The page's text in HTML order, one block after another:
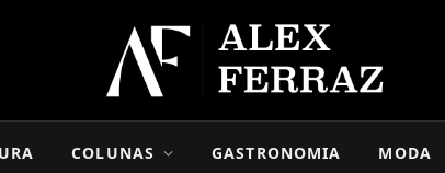
COLUNAS GASTRONOMIA MODA